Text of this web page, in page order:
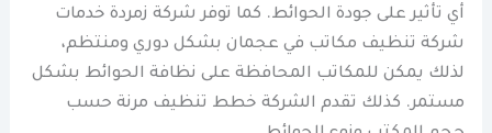
أي تأثير على جودة الحوائط. كما توفر شركة زمردة خدمات
شركة تنظيف مكاتب في عجمان بشكل دوري ومنتظم،
لذلك يمكن للمكاتب المحافظة على نظافة الحوائط بشكل
مستمر. كذلك تقدم الشركة خطط تنظيف مرنة حسب